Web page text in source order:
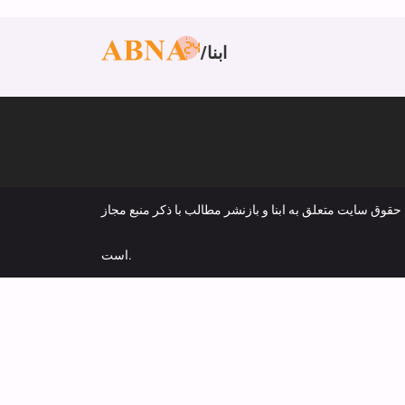
ابنا
حقوق سایت متعلق به ابنا و بازنشر مطالب با ذکر منبع مجاز
است.